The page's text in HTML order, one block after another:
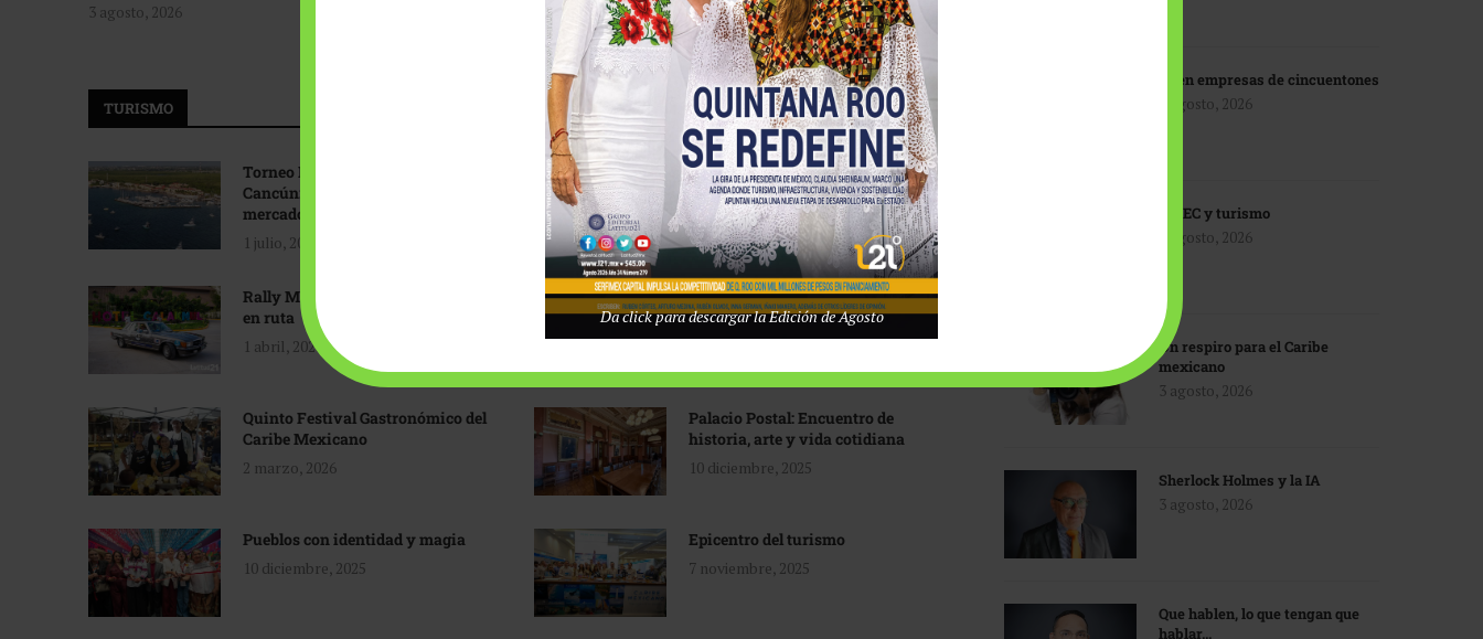
3 agosto, 2026
Tecnológico de Monterrey
3 agosto, 2026
TURISMO
Torneo Internacional de Pesca
Cancún: Navegando hacia nuevos
mercados
1 julio, 2026
Promoción turística con visión
1 abril, 2026
Rally Maya: Herencia automotriz
en ruta
1 abril, 2026
Industria global en
reconfiguración
31 marzo, 2026
Quinto Festival Gastronómico del
Caribe Mexicano
2 marzo, 2026
Palacio Postal: Encuentro de
historia, arte y vida cotidiana
10 diciembre, 2025
Pueblos con identidad y magia
10 diciembre, 2025
Epicentro del turismo
7 noviembre, 2025
IA en empresas de cincuentones
3 agosto, 2026
TMEC y turismo
3 agosto, 2026
Un respiro para el Caribe
mexicano
3 agosto, 2026
Sherlock Holmes y la IA
3 agosto, 2026
Que hablen, lo que tengan que
hablar…
Da click para descargar la Edición de Agosto